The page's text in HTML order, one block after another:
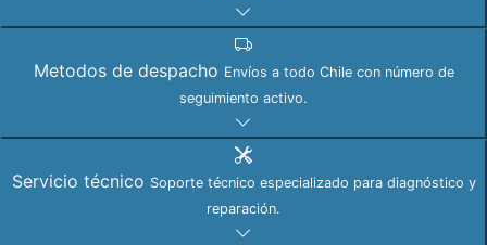
Metodos de despacho Envíos a todo Chile con número de
seguimiento activo.
Servicio técnico Soporte técnico especializado para diagnóstico y
reparación.